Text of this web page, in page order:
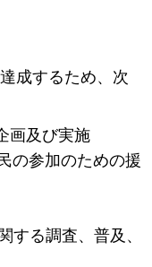
成するため、次
画及び実施
の参加のための援
する調査、普及、